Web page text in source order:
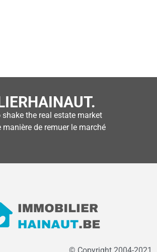
the real estate market
manière de remuer le marché